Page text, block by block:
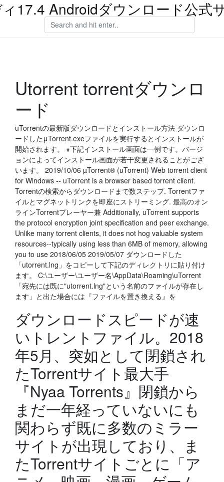
17.4 Androidダウンロード公式
Utorrent torrentダウンロ
ード
uTorrentの最新版ダウンロードとインストール方法 ダウンロ
ードしたμTorrent.exeファイルを実行するとインストールが
開始されます。 ※下記インストール画面は一例です。バージ
ョンによってインストール画面が若干変更されることがござ
います。 2019/10/06 µTorrent® (uTorrent) Web torrent client
for Windows -- uTorrent is a browser based torrent client.
Torrentの検索からダウンロードまで数ステップ. Torrentファ
イルとマグネットリンクを即座にストリーミング. 最高のオン
ラインTorrentプレーヤー兼 Additionally, uTorrent supports
the protocol encryption joint specification and peer exchange.
Unlike many torrent clients, it does not hog valuable system
resources--typically using less than 6MB of memory, allowing
you to use 2018/06/05 2019/05/07 ダウンロードした
「utorrent.lng」をコピーして下記のディレクトリに貼り付け
ます。 C:\ユーザー\ユーザー名\AppData\Roaming\uTorrent
「宛先には既に"utorrent.lng"という名前のファイルが存在し
ます」と出た場合には『ファイルを置き換える』を
ダウンロードスピードが速
いトレントファイル。2018
年5月、突如として閉鎖され
たTorrentサイト最大手
『Nyaa Torrents』閉鎖から
まだ一年経っていないにも
関わらず既に多数のミラー
サイトが出現しており、ま
たTorrentサイトごとに「ア